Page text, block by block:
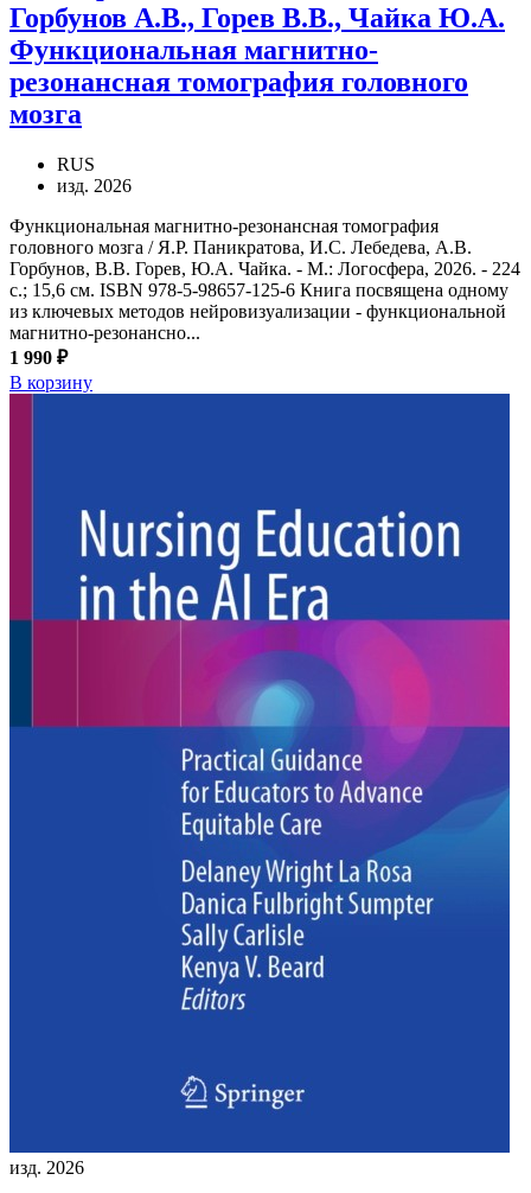
Горбунов А.В., Горев В.В., Чайка Ю.А.
Функциональная магнитно-
резонансная томография головного
мозга
RUS
изд. 2026
Функциональная магнитно-резонансная томография
головного мозга / Я.Р. Паникратова, И.С. Лебедева, А.В.
Горбунов, В.В. Горев, Ю.А. Чайка. - М.: Логосфера, 2026. - 224
с.; 15,6 см. ISBN 978-5-98657-125-6 Книга посвящена одному
из ключевых методов нейровизуализации - функциональной
магнитно-резонансно...
1 990 ₽
В корзину
изд. 2026